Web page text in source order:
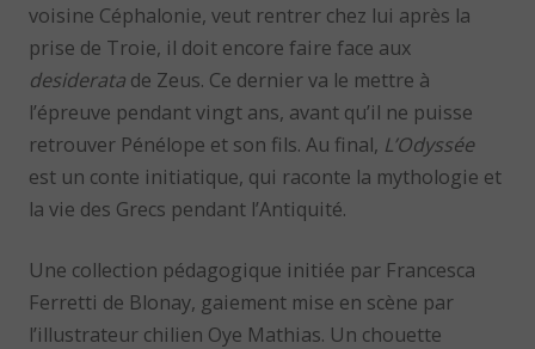
voisine Céphalonie, veut rentrer chez lui après la
prise de Troie, il doit encore faire face aux
desiderata de Zeus. Ce dernier va le mettre à
l’épreuve pendant vingt ans, avant qu’il ne puisse
retrouver Pénélope et son fils. Au final, L’Odyssée
est un conte initiatique, qui raconte la mythologie et
la vie des Grecs pendant l’Antiquité.
Une collection pédagogique initiée par Francesca
Ferretti de Blonay, gaiement mise en scène par
l’illustrateur chilien Oye Mathias. Un chouette